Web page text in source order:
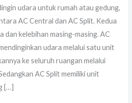
udara untuk rumah atau gedung,
AC Central dan AC Split. Kedua
dan kelebihan masing-masing. AC
udara melalui satu unit
ke seluruh ruangan melalui
AC Split memiliki unit
[…]